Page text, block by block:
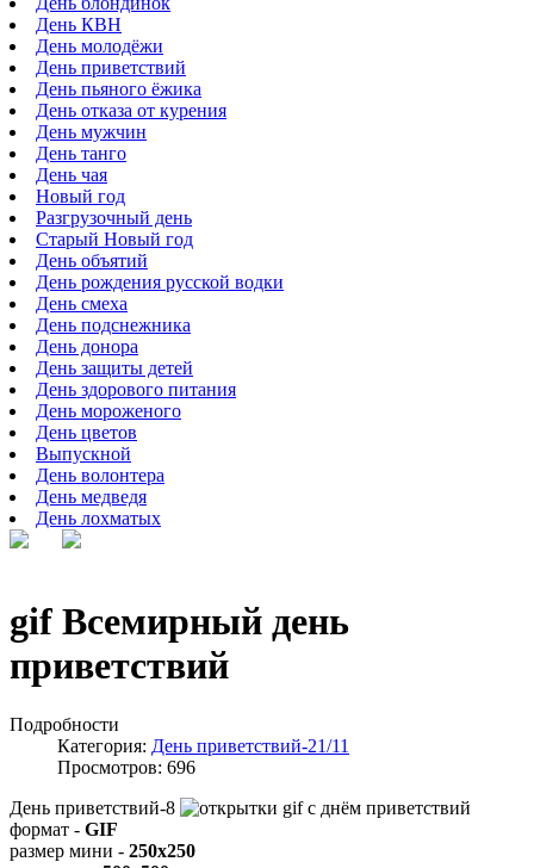
День КВН
День молодёжи
День приветствий
День пьяного ёжика
День отказа от курения
День мужчин
День танго
День чая
Новый год
Разгрузочный день
Старый Новый год
День объятий
День рождения русской водки
День смеха
День подснежника
День донора
День защиты детей
День здорового питания
День мороженого
День цветов
Выпускной
День волонтера
День медведя
День лохматых
gif Всемирный день
приветствий
Подробности
Категория: День приветствий-21/11
Просмотров: 696
День приветствий-8
формат - GIF
размер мини - 250x250